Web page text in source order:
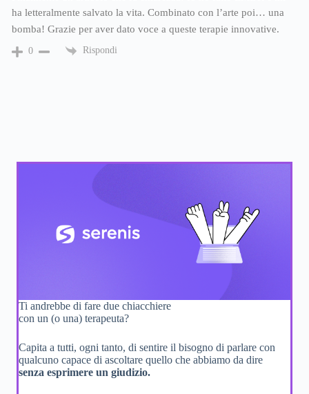
ha letteralmente salvato la vita. Combinato con l’arte poi… una
bomba! Grazie per aver dato voce a queste terapie innovative.
0 Rispondi
Ti andrebbe di fare due chiacchiere
con un (o una) terapeuta?
Capita a tutti, ogni tanto, di sentire il bisogno di parlare con
qualcuno capace di ascoltare quello che abbiamo da dire
senza esprimere un giudizio.